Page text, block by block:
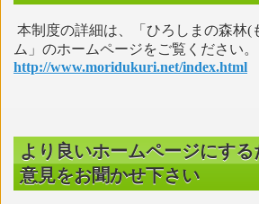
本制度の詳細は、「ひろしまの森林(
ム」のホームページをご覧ください。
http://www.moridukuri.net/index.html
より良いホームページにす
意見をお聞かせ下さい